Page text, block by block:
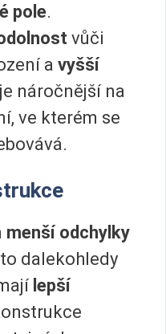
pole.
vůči
a vyšší
náročnější na
ve kterém se
menší odchylky
dalekohledy
lepší